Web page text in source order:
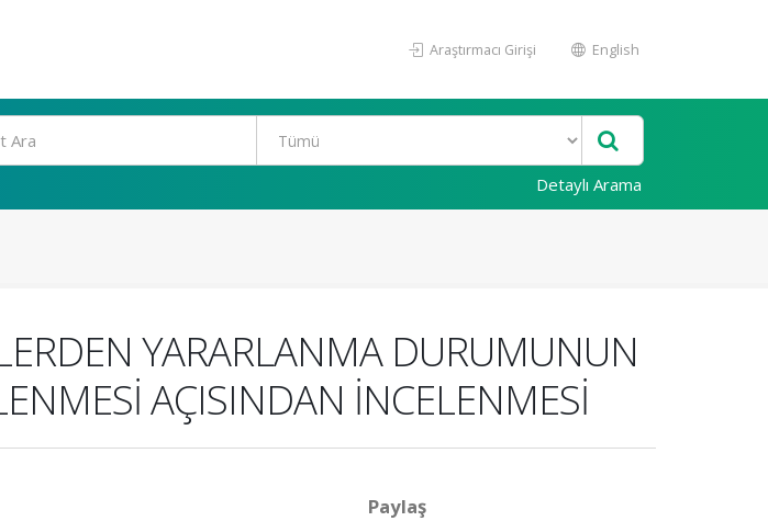
Araştırmacı Girişi English
Detaylı Arama
YARARLANMA DURUMUNUN
AÇISINDAN İNCELENMESİ
Paylaş